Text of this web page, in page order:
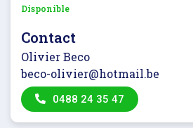
Disponible
Contact
Olivier Beco
beco-olivier@hotmail.be
0488 24 35 47